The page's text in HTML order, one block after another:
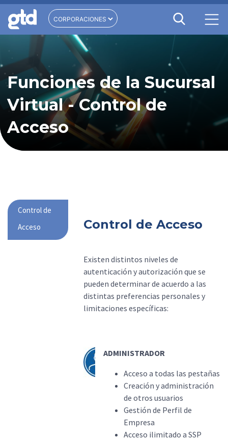
Funciones de la Sucursal
Virtual - Control de
Acceso
Control de
Acceso
Control de Acceso
Existen distintos niveles de
autenticación y autorización que se
pueden determinar de acuerdo a las
distintas preferencias personales y
limitaciones específicas:
ADMINISTRADOR
Acceso a todas las pestañas
Creación y administración
de otros usuarios
Gestión de Perfil de
Empresa
Acceso ilimitado a SSP